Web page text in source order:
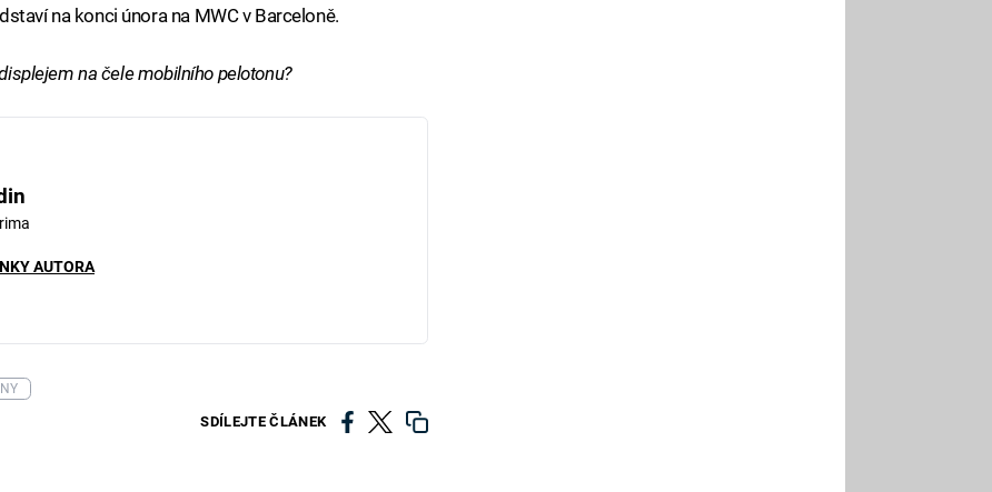
na konci února na MWC v Barceloně.
na čele mobilního pelotonu?
AUTORA
SDÍLEJTE ČLÁNEK